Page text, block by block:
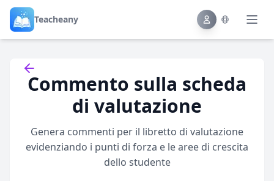
Teacheany
Back to tools
Commento sulla scheda
di valutazione
Genera commenti per il libretto di valutazione
evidenziando i punti di forza e le aree di crescita
dello studente